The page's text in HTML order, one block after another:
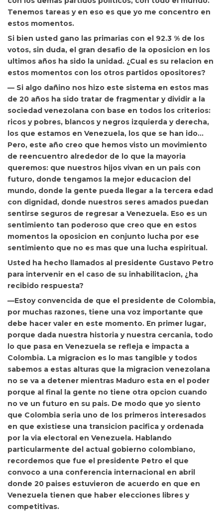
Tenemos tareas y en eso es que yo me concentro en
estos momentos.
Si bien usted gano las primarias con el 92.3 % de los
votos, sin duda, el gran desafio de la oposicion en los
ultimos años ha sido la unidad. ¿Cual es su relacion en
estos momentos con los otros partidos opositores?
— Si algo dañino nos hizo este sistema en estos mas
de 20 años ha sido tratar de fragmentar y dividir a la
sociedad venezolana con base en todos los criterios:
ricos y pobres, blancos y negros izquierda y derecha,
los que estamos en Venezuela, los que se han ido…
Pero, este año creo que hemos visto un movimiento
de reencuentro alrededor de lo que la mayoria
queremos: que nuestros hijos vivan en un pais con
futuro, donde tengamos la mejor educacion del
mundo, donde la gente pueda llegar a la tercera edad
con dignidad, donde nuestros seres amados puedan
sentirse seguros de regresar a Venezuela. Eso es un
sentimiento tan poderoso que creo que en estos
momentos la oposicion en conjunto lucha por ese
sentimiento que no es mas que una lucha espiritual.
Usted ha hecho llamados al presidente Gustavo Petro
para intervenir en el caso de su inhabilitacion, ¿ha
recibido respuesta?
—Estoy convencida de que el presidente de Colombia,
por muchas razones, tiene una voz importante que
debe hacer valer en este momento. En primer lugar,
porque dada nuestra historia y nuestra cercania, todo
lo que pasa en Venezuela se refleja e impacta a
Colombia. La migracion es lo mas tangible y todos
sabemos a estas alturas que la migracion venezolana
no se va a detener mientras Maduro esta en el poder
porque al final la gente no tiene otra opcion cuando
no ve un futuro en su pais. De modo que yo siento
que Colombia seria uno de los primeros interesados
en que existiese una transicion pacifica y ordenada
por la via electoral en Venezuela. Hablando
particularmente del actual gobierno colombiano,
recordemos que fue el presidente Petro el que
convoco a una conferencia internacional en abril
donde 20 paises estuvieron de acuerdo en que en
Venezuela tienen que haber elecciones libres y
competitivas.